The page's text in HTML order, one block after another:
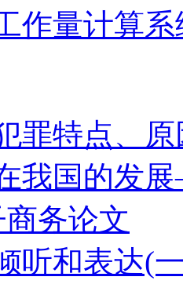
作量计算
罪特点、
我国的发
务论文
听和表达(